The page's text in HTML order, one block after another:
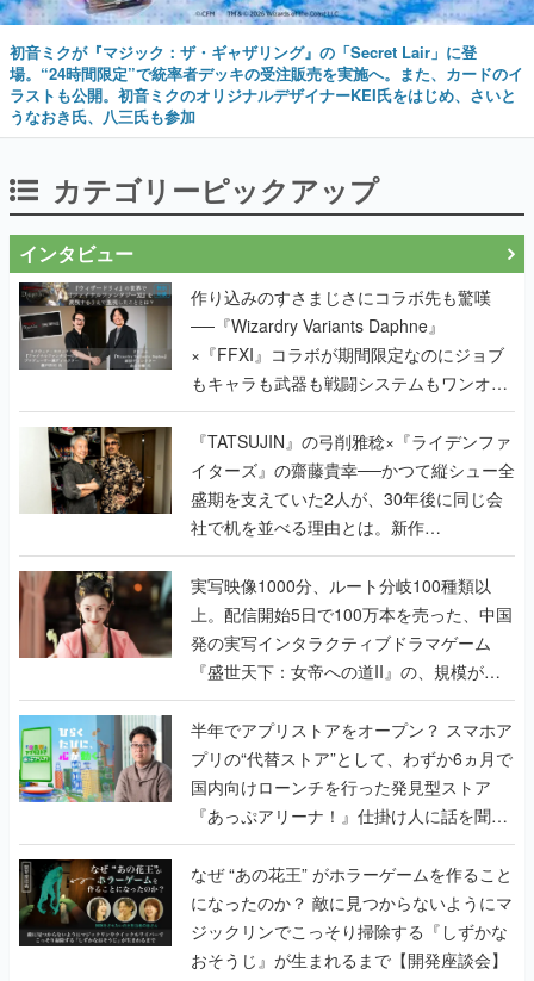
初音ミクが『マジック：ザ・ギャザリング』の「Secret Lair」に登
場。“24時間限定”で統率者デッキの受注販売を実施へ。また、カードのイ
ラストも公開。初音ミクのオリジナルデザイナーKEI氏をはじめ、さいと
うなおき氏、八三氏も参加
カテゴリーピックアップ
インタビュー
作り込みのすさまじさにコラボ先も驚嘆
──『Wizardry Variants Daphne』
×『FFXI』コラボが期間限定なのにジョブ
もキャラも武器も戦闘システムもワンオフ
で作り込まれた理由を両ディレクターに聞
く
『TATSUJIN』の弓削雅稔×『ライデンファ
イターズ』の齋藤貴幸──かつて縦シュー全
盛期を支えていた2人が、30年後に同じ会
社で机を並べる理由とは。新作
『TATSUJIN EXTREME』で初タッグを組
んだレジェンド2人に訊く開発秘話
実写映像1000分、ルート分岐100種類以
上。配信開始5日で100万本を売った、中国
発の実写インタラクティブドラマゲーム
『盛世天下：女帝への道II』の、規模が違
うこだわりをプロデューサーに聞いた
半年でアプリストアをオープン？ スマホア
プリの“代替ストア”として、わずか6ヵ月で
国内向けローンチを行った発見型ストア
『あっぷアリーナ！』仕掛け人に話を聞い
てみた
なぜ “あの花王” がホラーゲームを作ること
になったのか？ 敵に見つからないようにマ
ジックリンでこっそり掃除する『しずかな
おそうじ』が生まれるまで【開発座談会】